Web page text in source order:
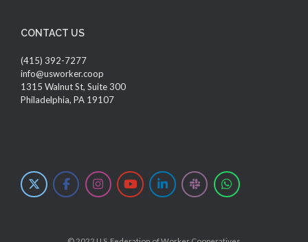
CONTACT US
(415) 392-7277
info@usworker.coop
1315 Walnut St, Suite 300
Philadelphia, PA 19107